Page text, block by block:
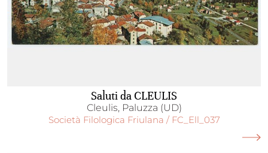
Saluti da CLEULIS
Cleulis, Paluzza (UD)
Società Filologica Friulana / FC_Ell_037